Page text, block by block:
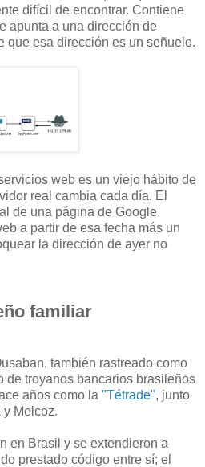
difícil de encontrar. Contiene
apunta a una dirección de
que esa dirección es un señuelo.
web es un viejo hábito de
real cambia cada día. El
de una página de Google,
a partir de esa fecha más un
la dirección de ayer no
familiar
también rastreado como
de troyanos bancarios brasileños
años como la "Tétrade", junto
y Melcoz.
en Brasil y se extendieron a
prestado código entre sí; el